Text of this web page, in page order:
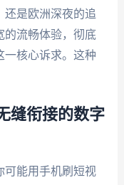
还是欧洲深夜的追
的流畅体验，彻底
一核心诉求。这种
缝衔接的数字
可能用手机刷短视